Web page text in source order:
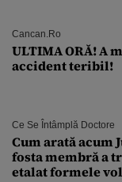
Cancan.ro
ULTIMA ORĂ! A
accident teribil!
Ce Se Întâmplă Doctore
Cum arată acum
fosta membră a
etalat formele